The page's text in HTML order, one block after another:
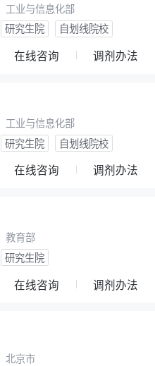
工业与信息化部
研究生院 自划线院校
在线咨询 调剂办法
工业与信息化部
研究生院 自划线院校
在线咨询 调剂办法
教育部
研究生院
在线咨询 调剂办法
北京市